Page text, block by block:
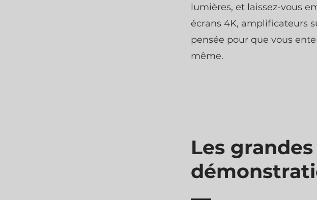
lumières, et laissez-vous
écrans 4K, amplificateurs
pensée pour que vous
même.
Les